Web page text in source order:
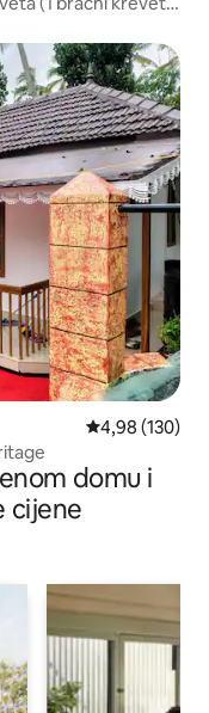
prosječna
4,98 (130)
domu i
cijene